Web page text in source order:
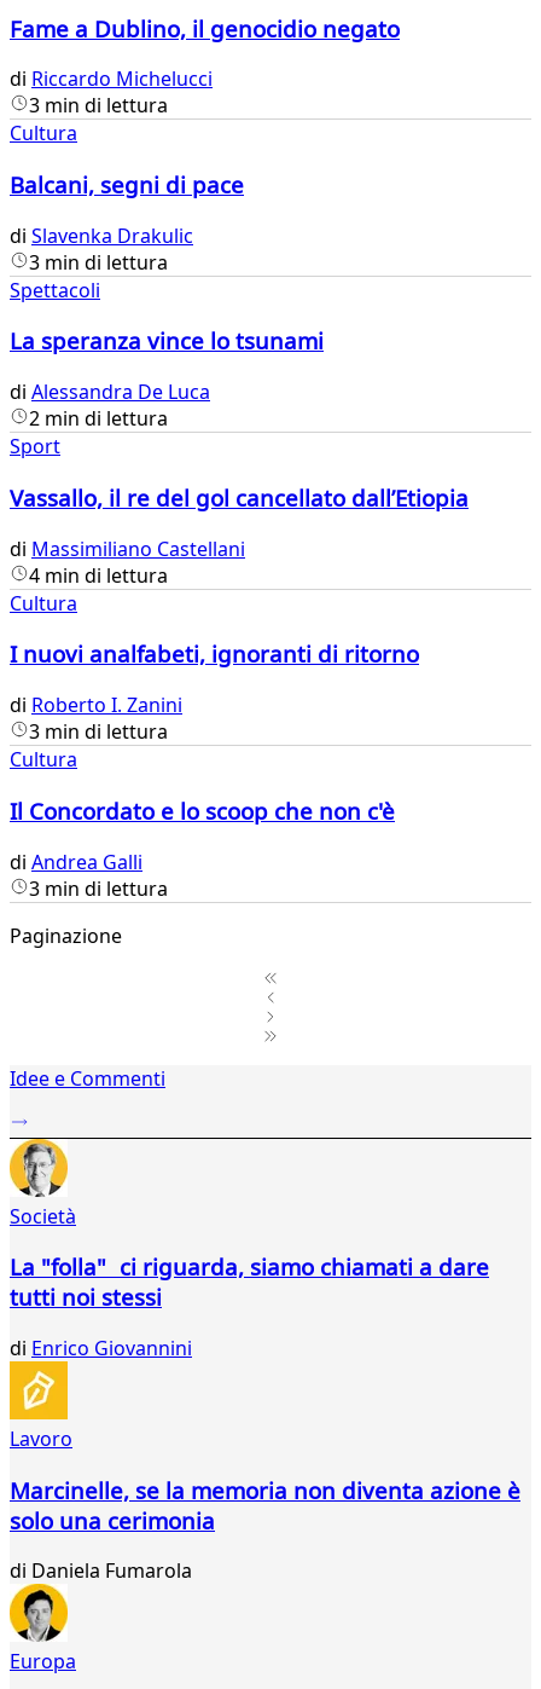
Fame a Dublino, il genocidio negato
di Riccardo Michelucci
3 min di lettura
Cultura
Balcani, segni di pace
di Slavenka Drakulic
3 min di lettura
Spettacoli
La speranza vince lo tsunami
di Alessandra De Luca
2 min di lettura
Sport
Vassallo, il re del gol cancellato dall’Etiopia
di Massimiliano Castellani
4 min di lettura
Cultura
I nuovi analfabeti, ignoranti di ritorno
di Roberto I. Zanini
3 min di lettura
Cultura
Il Concordato e lo scoop che non c'è
di Andrea Galli
3 min di lettura
Paginazione
2Idee e Commenti
Società
La "folla" ci riguarda, siamo chiamati a dare
tutti noi stessi
di Enrico Giovannini
Lavoro
Marcinelle, se la memoria non diventa azione è
solo una cerimonia
di Daniela Fumarola
Europa